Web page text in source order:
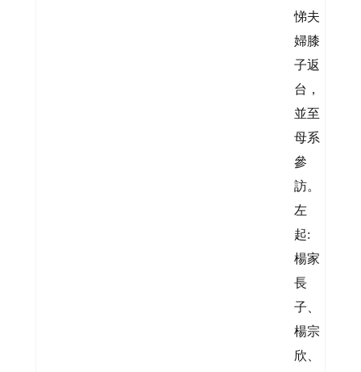
悌夫
婦膝
子返
台，
並至
母系
參
訪。
左
起:
楊家
長
子、
楊宗
欣、